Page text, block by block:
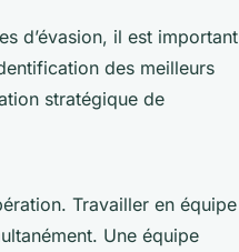
d’évasion, il est important
des meilleurs
stratégique de
Travailler en équipe
Une équipe